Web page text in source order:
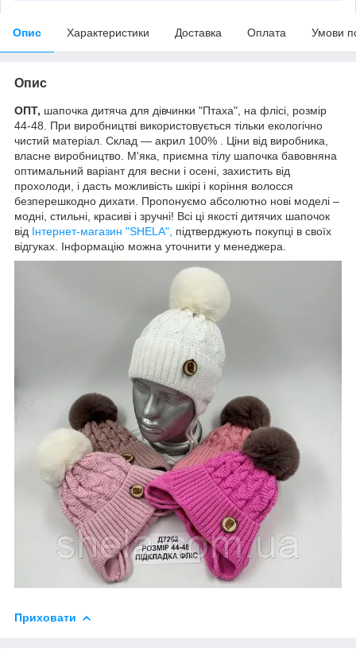
Опис Характеристики Доставка Оплата Умови
Опис
ОПТ, шапочка дитяча для дівчинки "Птаха", на флісі, розмір
44-48. При виробництві використовується тільки екологічно
чистий матеріал. Склад ― акрил 100% . Ціни від виробника,
власне виробництво. М'яка, приємна тілу шапочка бавовняна
оптимальний варіант для весни і осені, захистить від
прохолоди, і дасть можливість шкірі і коріння волосся
безперешкодно дихати. Пропонуємо абсолютно нові моделі –
модні, стильні, красиві і зручні! Всі ці якості дитячих шапочок
від Інтернет-магазин "SHELA", підтверджують покупці в своїх
відгуках. Інформацію можна уточнити у менеджера.
Приховати